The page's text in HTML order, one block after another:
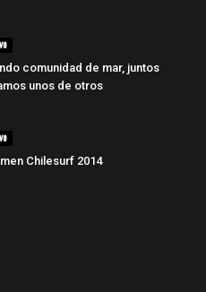
comunidad de mar, juntos
unos de otros
Chilesurf 2014